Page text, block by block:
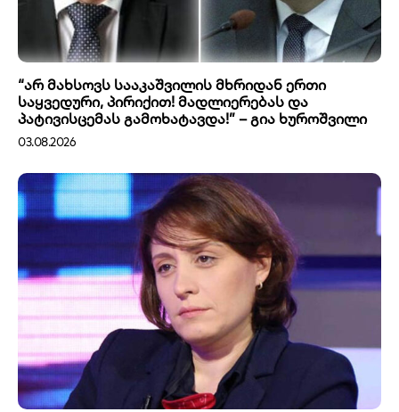
“არ მახსოვს სააკაშვილის მხრიდან ერთი
საყვედური, პირიქით! მადლიერებას და
პატივისცემას გამოხატავდა!” – გია ხუროშვილი
03.08.2026